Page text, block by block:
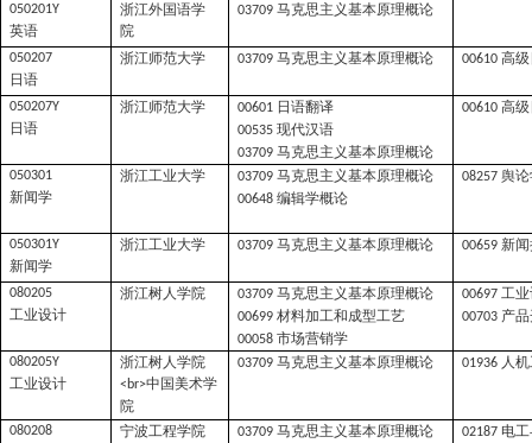
050201Y
英语
浙江外国语学
院
03709马克思主义基本原理概论
050207
日语
浙江师范大学 03709马克思主义基本原理概论 00610 高
050207Y
日语
浙江师范大学 00601 日语翻译
00535现代汉语
03709马克思主义基本原理概论
00610 高
050301
新闻学
浙江工业大学 03709马克思主义基本原理概论
00648编辑学概论
08257舆
050301Y
新闻学
浙江工业大学 03709马克思主义基本原理概论 00659新
080205
工业设计
浙江树人学院 03709马克思主义基本原理概论
00699材料加工和成型工艺
00058市场营销学
00697工
00703 产
080205Y
工业设计
浙江树人学院
<br>中国美术学
院
03709马克思主义基本原理概论 01936 人
080208 宁波工程学院 03709马克思主义基本原理概论 02187 电